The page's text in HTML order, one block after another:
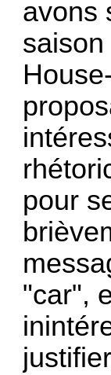
avons
pour
"car",